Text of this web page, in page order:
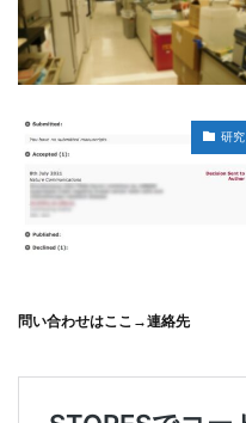
研究
問い合わせはここ→連絡先